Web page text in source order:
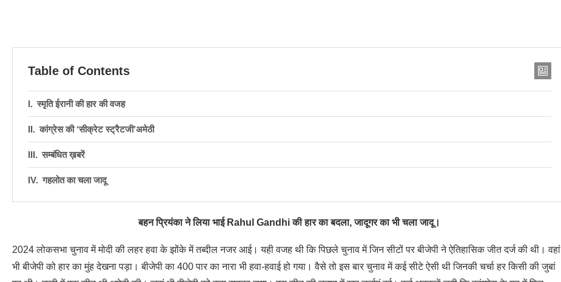
Table of Contents
स्मृति ईरानी की हार की वजह
कांग्रेस की ‘सीक्रेट स्ट्रैटजी’अमेठी
सम्बंधित ख़बरें
गहलोत का चला जादू
बहन प्रियंका ने लिया भाई Rahul Gandhi की हार का बदला, जादूगर का भी चला जादू।
2024 लोकसभा चुनाव में मोदी की लहर हवा के झोंके में तब्दील नजर आई। यही वजह थी कि पिछले चुनाव में जिन सीटों पर बीजेपी ने ऐतिहासिक जीत दर्ज की थी। वहां
भी बीजेपी को हार का मुंह देखना पड़ा। बीजेपी का 400 पार का नारा भी हवा-हवाई हो गया। वैसे तो इस बार चुनाव में कई सीटे ऐसी थी जिनकी चर्चा हर किसी की जुबां